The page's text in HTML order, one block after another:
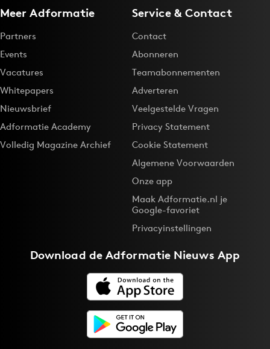
Academy
Topics
Artificial Intelligence
Bureaus
Campagnes
Carriere
Contentmarketing
Diversiteit
Influencer marketing
Meer Adformatie
Partners
Events
Vacatures
Whitepapers
Nieuwsbrief
Adformatie Academy
Volledig Magazine Archief
Service & Contact
Contact
Abonneren
Teamabonnementen
Adverteren
Veelgestelde Vragen
Privacy Statement
Cookie Statement
Algemene Voorwaarden
Onze app
Maak Adformatie.nl je
Google-favoriet
Privacyinstellingen
Download deAdformatie Nieuws App